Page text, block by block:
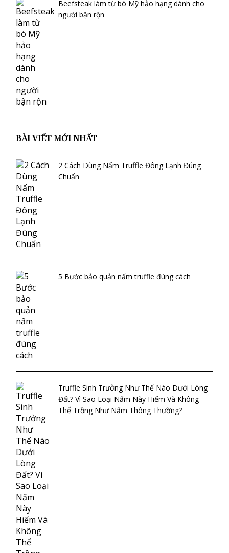
Beefsteak làm từ bò Mỹ hảo hạng dành cho
người bận rộn
BÀI VIẾT MỚI NHẤT
2 Cách Dùng Nấm Truffle Đông Lạnh Đúng
Chuẩn
5 Bước bảo quản nấm truffle đúng cách
Truffle Sinh Trưởng Như Thế Nào Dưới Lòng
Đất? Vì Sao Loại Nấm Này Hiếm Và Không
Thể Trồng Như Nấm Thông Thường?